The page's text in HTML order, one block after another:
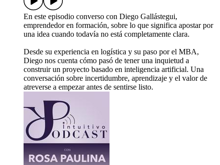
En este episodio converso con Diego Gallástegui,
emprendedor en formación, sobre lo que significa apostar por
una idea cuando todavía no está completamente clara.
Desde su experiencia en logística y su paso por el MBA,
Diego nos cuenta cómo pasó de tener una inquietud a
construir un proyecto basado en inteligencia artificial. Una
conversación sobre incertidumbre, aprendizaje y el valor de
atreverse a empezar antes de sentirse listo.